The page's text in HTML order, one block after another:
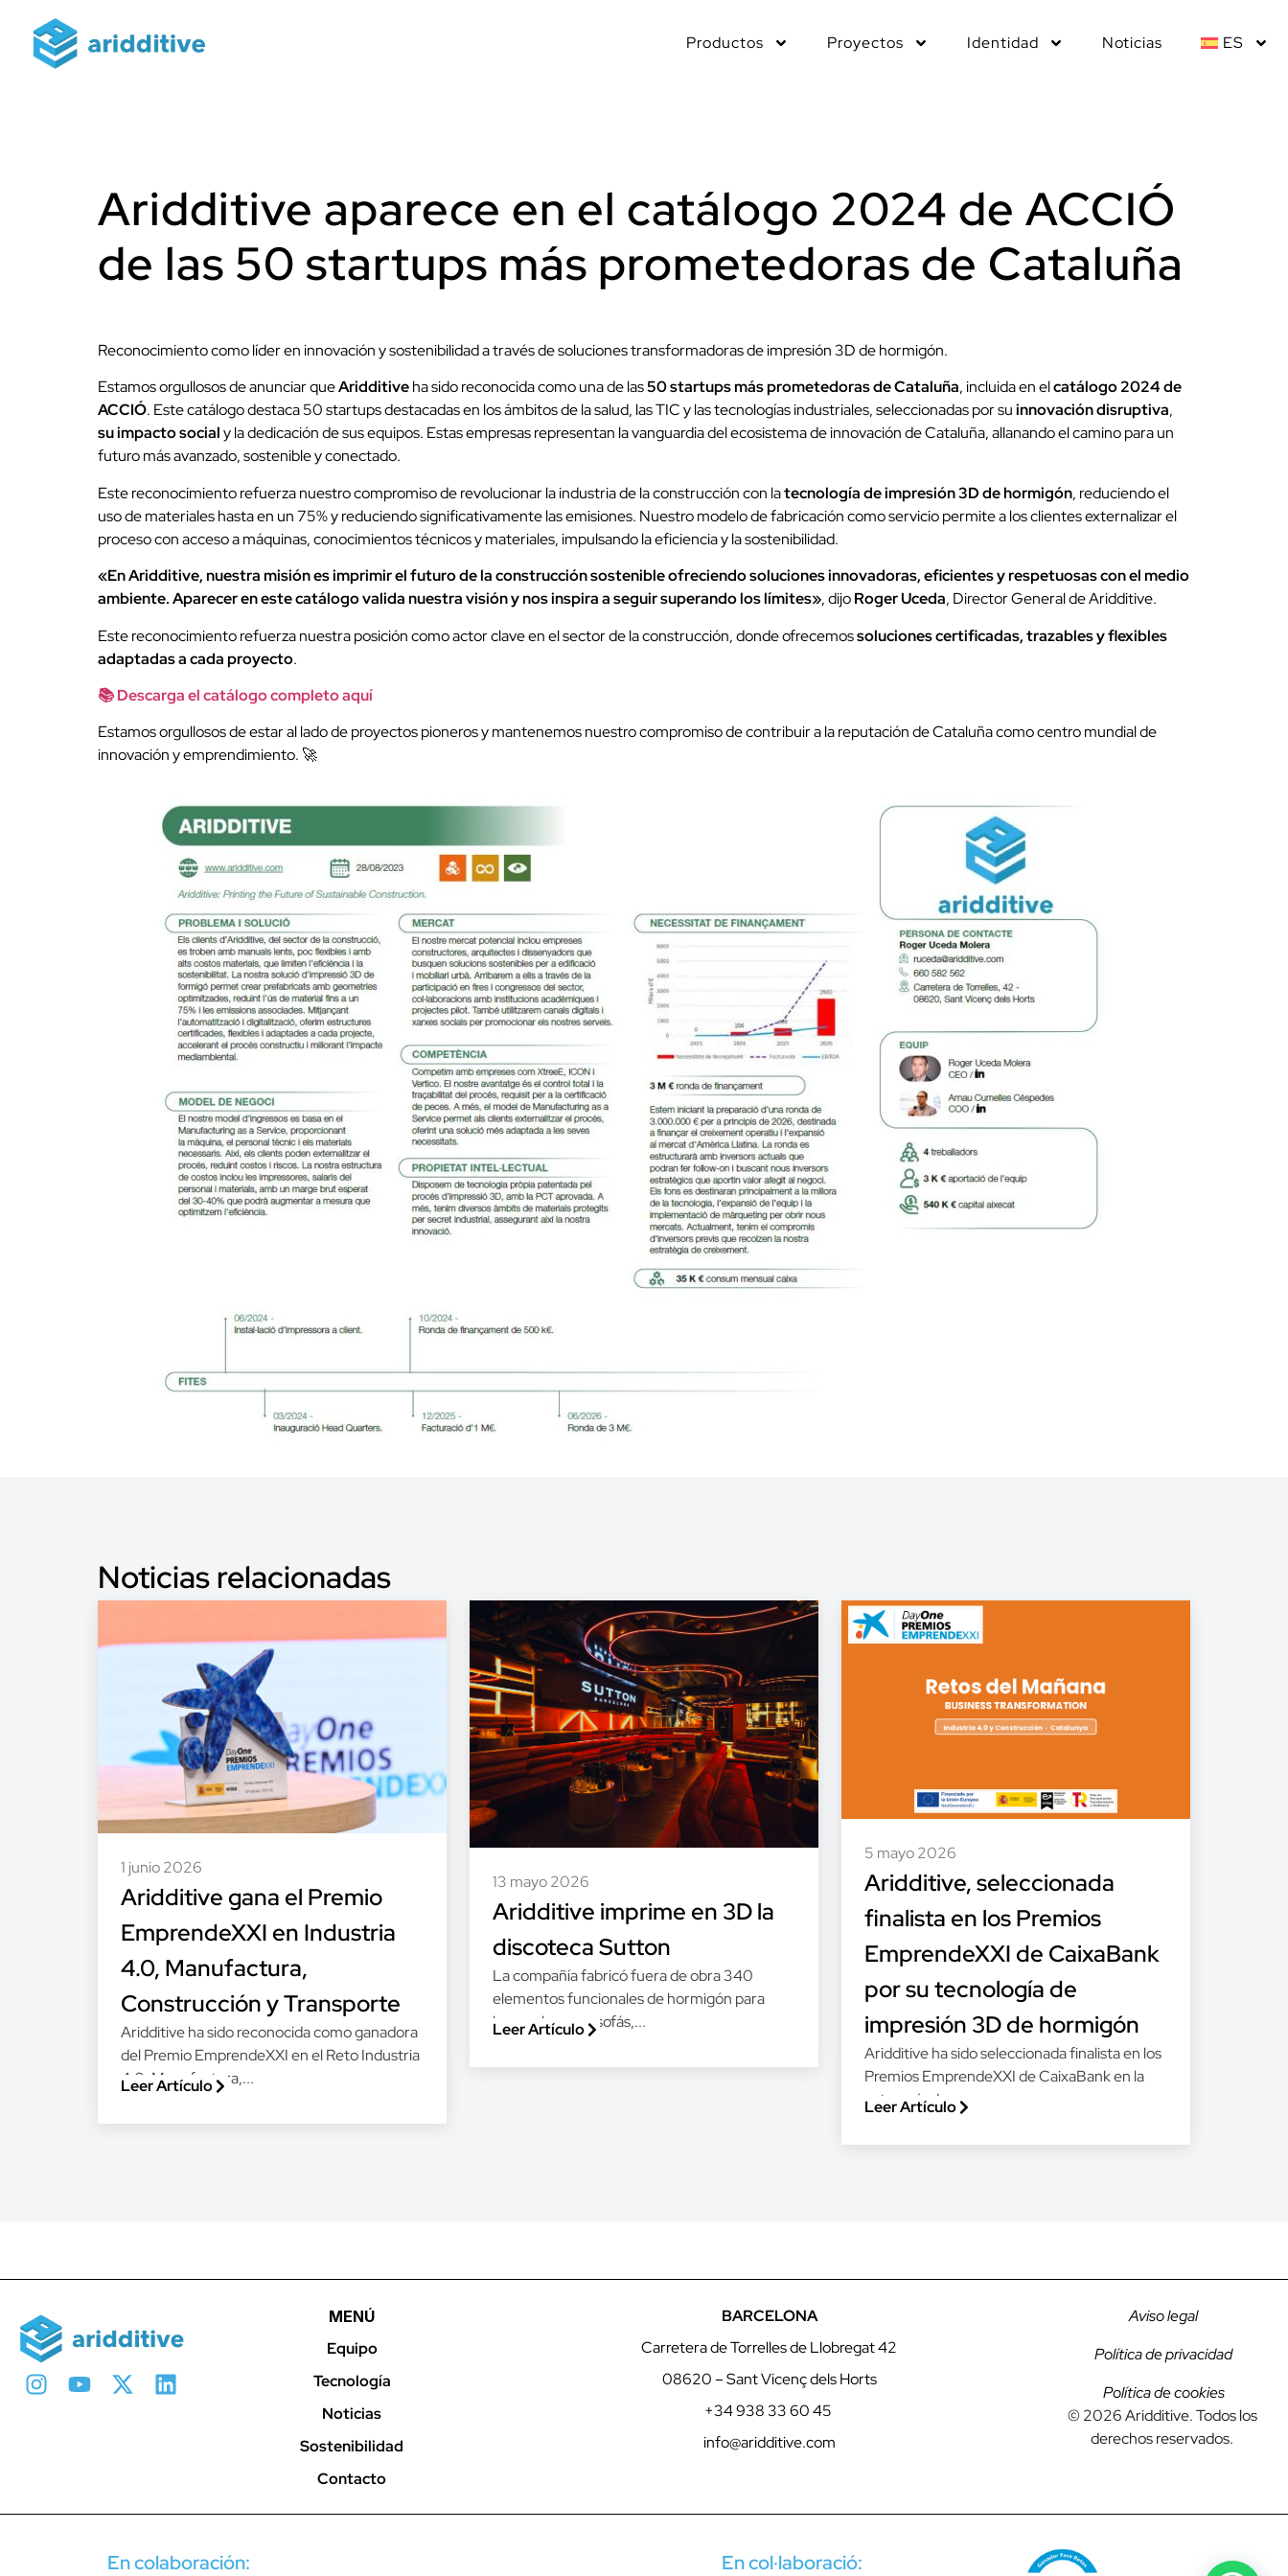
Productos Proyectos Identidad Noticias ES
Aridditive aparece en el catálogo 2024 de ACCIÓ
de las 50 startups más prometedoras de Cataluña
Reconocimiento como líder en innovación y sostenibilidad a través de soluciones transformadoras de impresión 3D de hormigón.
Estamos orgullosos de anunciar queAridditiveha sido reconocida como una de las50 startups más prometedoras de Cataluña, incluida en elcatálogo 2024 de
ACCIÓ. Este catálogo destaca 50 startups destacadas en los ámbitos de la salud, las TIC y las tecnologías industriales, seleccionadas por suinnovación disruptiva,
su impacto socialy la dedicación de sus equipos. Estas empresas representan la vanguardia del ecosistema de innovación de Cataluña, allanando el camino para un
futuro más avanzado, sostenible y conectado.
Este reconocimiento refuerza nuestro compromiso de revolucionar la industria de la construcción con latecnología de impresión 3D de hormigón, reduciendo el
uso de materiales hasta en un 75% y reduciendo significativamente las emisiones. Nuestro modelo de fabricación como servicio permite a los clientes externalizar el
proceso con acceso a máquinas, conocimientos técnicos y materiales, impulsando la eficiencia y la sostenibilidad.
«En Aridditive, nuestra misión es imprimir el futuro de la construcción sostenible ofreciendo soluciones innovadoras, eficientes y respetuosas con el medio
ambiente. Aparecer en este catálogo valida nuestra visión y nos inspira a seguir superando los límites», dijoRoger Uceda, Director General de Aridditive.
Este reconocimiento refuerza nuestra posición como actor clave en el sector de la construcción, donde ofrecemossoluciones certificadas, trazables y flexibles
adaptadas a cada proyecto.
📚 Descarga el catálogo completo aquí
Estamos orgullosos de estar al lado de proyectos pioneros y mantenemos nuestro compromiso de contribuir a la reputación de Cataluña como centro mundial de
innovación y emprendimiento. 🚀
Noticias relacionadas
1 junio 2026
Aridditive gana el Premio
EmprendeXXI en Industria
4.0, Manufactura,
Construcción y Transporte
Aridditive ha sido reconocida como ganadora
del Premio EmprendeXXI en el Reto Industria
4.0, Manufactura,...
Leer Artículo
13 mayo 2026
Aridditive imprime en 3D la
discoteca Sutton
La compañía fabricó fuera de obra 340
elementos funcionales de hormigón para
barras, bancos, sofás,...
Leer Artículo
5 mayo 2026
Aridditive, seleccionada
finalista en los Premios
EmprendeXXI de CaixaBank
por su tecnología de
impresión 3D de hormigón
Aridditive ha sido seleccionada finalista en los
Premios EmprendeXXI de CaixaBank en la
categoría de...
Leer Artículo
MENÚ
Equipo
Tecnología
Noticias
Sostenibilidad
Contacto
BARCELONA
Carretera de Torrelles de Llobregat 42
08620 – Sant Vicenç dels Horts
+34 938 33 60 45
info@aridditive.com
Aviso legal
Política de privacidad
Política de cookies
© 2026 Aridditive. Todos los
derechos reservados.
En colaboración: En col·laboració: